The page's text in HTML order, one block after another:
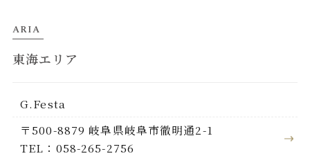
ARIA
東海エリア
G.Festa
〒500-8879 岐阜県岐阜市徹明通2-1
TEL：058-265-2756